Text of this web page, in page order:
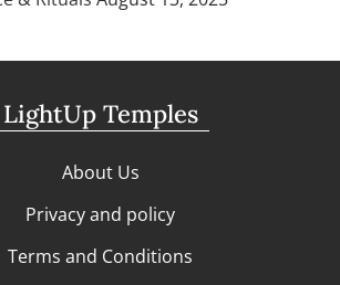
LightUp Temples
About Us
Privacy and policy
Terms and Conditions